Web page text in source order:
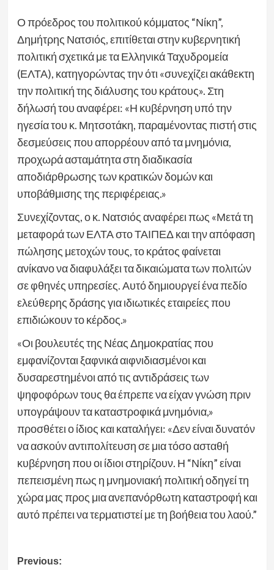
Ο πρόεδρος του πολιτικού κόμματος “Νίκη”,
Δημήτρης Νατσιός, επιτίθεται στην κυβερνητική
πολιτική σχετικά με τα Ελληνικά Ταχυδρομεία
(ΕΛΤΑ), κατηγορώντας την ότι «συνεχίζει ακάθεκτη
την πολιτική της διάλυσης του κράτους». Στη
δήλωσή του αναφέρει: «Η κυβέρνηση υπό την
ηγεσία του κ. Μητσοτάκη, παραμένοντας πιστή στις
δεσμεύσεις που απορρέουν από τα μνημόνια,
προχωρά ασταμάτητα στη διαδικασία
αποδιάρθρωσης των κρατικών δομών και
υποβάθμισης της περιφέρειας.»
Συνεχίζοντας, ο κ. Νατσιός αναφέρει πως «Μετά τη
μεταφορά των ΕΛΤΑ στο ΤΑΙΠΕΔ και την απόφαση
πώλησης μετοχών τους, το κράτος φαίνεται
ανίκανο να διαφυλάξει τα δικαιώματα των πολιτών
σε φθηνές υπηρεσίες. Αυτό δημιουργεί ένα πεδίο
ελεύθερης δράσης για ιδιωτικές εταιρείες που
επιδιώκουν το κέρδος.»
«Οι βουλευτές της Νέας Δημοκρατίας που
εμφανίζονται ξαφνικά αιφνιδιασμένοι και
δυσαρεστημένοι από τις αντιδράσεις των
ψηφοφόρων τους θα έπρεπε να είχαν γνώση πριν
υπογράψουν τα καταστροφικά μνημόνια,»
προσθέτει ο ίδιος και καταλήγει: «Δεν είναι δυνατόν
να ασκούν αντιπολίτευση σε μια τόσο ασταθή
κυβέρνηση που οι ίδιοι στηρίζουν. Η “Νίκη” είναι
πεπεισμένη πως η μνημονιακή πολιτική οδηγεί τη
χώρα μας προς μια ανεπανόρθωτη καταστροφή και
αυτό πρέπει να τερματιστεί με τη βοήθεια του λαού.”
Post
Previous: